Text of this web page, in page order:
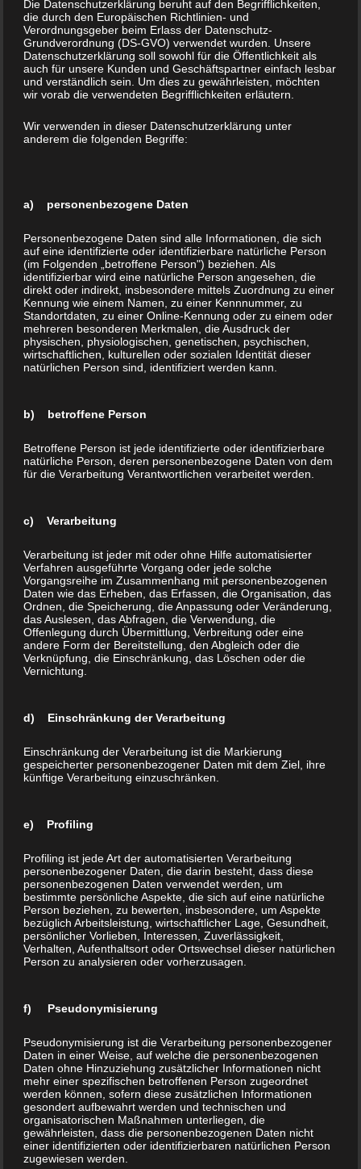
Schieferbergwerk Rosit.
Schiefer-Abraum der Grube Rosit. ©Alexander
Stahr
Viele
Meter
hoch
auch
ferabf
auf
der
Abra
umhalde des ehemaligen Bergwerks. Bei schönem Wetter sind dort
die Temperaturen im Sommer recht hoch, da die ganze
Abraumhalde eine „Wärmeinsel“ bildet. Hier tummeln sich
interessanten Namen. So die Blaue Ödlandschrecke und die
Geburtshelferkröte. Für viele Tiere und Pflanzenarten ist der
Schieferabraum der einzige geeignete Lebensraum in der Gegend.
Rosit schon vor längerer Zeit als Naturschutzgebiet ausgewiesen
worden. Seit einiger Zeit erschließt der Lehrpfad das Gebiet für
Besucher, die sich für die Natur und die lokale Rohstoffgewinnung
in Form von Schiefer interessieren. An mehreren Stellen befinden
sich Informationstafeln, die über die Besonderheiten des Gebietes
und den Schieferbergbau informieren.
stehend), Schieferstollen und Fledermäuse, Die Kumpel aus
Heidenrod, Die Kultur des Schieferbergbaus, Der
Schieferbergbau, Die Ökologie der Abraumhalden, Amphibien
Der Schiefer-Abraum fördert Wärmeinseln, die
verschiedene Eidechsenarten beherbergen.
Die
Grub
Rosit
war
eine
Zeit
300
Arbei
tern
die größte Schiefergrube in Hessen. Bis zu 150 Meter tief fuhren
sie unter die Erde, um den begehrten Dachschiefer zu brechen.
Wegen der guten Qualität des Schiefers aus dem Kauber Zug (lang
Die Datenschutzerklärung beruht auf den Begrifflichkeiten,
die durch den Europäischen Richtlinien- und
Verordnungsgeber beim Erlass der Datenschutz-
Grundverordnung (DS-GVO) verwendet wurden. Unsere
Datenschutzerklärung soll sowohl für die Öffentlichkeit als
auch für unsere Kunden und Geschäftspartner einfach lesbar
und verständlich sein. Um dies zu gewährleisten, möchten
wir vorab die verwendeten Begrifflichkeiten erläutern.
Wir verwenden in dieser Datenschutzerklärung unter
anderem die folgenden Begriffe:
a) personenbezogene Daten
Personenbezogene Daten sind alle Informationen, die sich
auf eine identifizierte oder identifizierbare natürliche Person
(im Folgenden „betroffene Person") beziehen. Als
identifizierbar wird eine natürliche Person angesehen, die
direkt oder indirekt, insbesondere mittels Zuordnung zu einer
Kennung wie einem Namen, zu einer Kennnummer, zu
Standortdaten, zu einer Online-Kennung oder zu einem oder
mehreren besonderen Merkmalen, die Ausdruck der
physischen, physiologischen, genetischen, psychischen,
wirtschaftlichen, kulturellen oder sozialen Identität dieser
natürlichen Person sind, identifiziert werden kann.
b) betroffene Person
Betroffene Person ist jede identifizierte oder identifizierbare
natürliche Person, deren personenbezogene Daten von dem
für die Verarbeitung Verantwortlichen verarbeitet werden.
c) Verarbeitung
Verarbeitung ist jeder mit oder ohne Hilfe automatisierter
Verfahren ausgeführte Vorgang oder jede solche
Vorgangsreihe im Zusammenhang mit personenbezogenen
Daten wie das Erheben, das Erfassen, die Organisation, das
Ordnen, die Speicherung, die Anpassung oder Veränderung,
das Auslesen, das Abfragen, die Verwendung, die
Offenlegung durch Übermittlung, Verbreitung oder eine
andere Form der Bereitstellung, den Abgleich oder die
Verknüpfung, die Einschränkung, das Löschen oder die
Vernichtung.
d) Einschränkung der Verarbeitung
Einschränkung der Verarbeitung ist die Markierung
gespeicherter personenbezogener Daten mit dem Ziel, ihre
künftige Verarbeitung einzuschränken.
e) Profiling
Profiling ist jede Art der automatisierten Verarbeitung
personenbezogener Daten, die darin besteht, dass diese
personenbezogenen Daten verwendet werden, um
bestimmte persönliche Aspekte, die sich auf eine natürliche
Person beziehen, zu bewerten, insbesondere, um Aspekte
bezüglich Arbeitsleistung, wirtschaftlicher Lage, Gesundheit,
persönlicher Vorlieben, Interessen, Zuverlässigkeit,
Verhalten, Aufenthaltsort oder Ortswechsel dieser natürlichen
Person zu analysieren oder vorherzusagen.
f) Pseudonymisierung
Pseudonymisierung ist die Verarbeitung personenbezogener
Daten in einer Weise, auf welche die personenbezogenen
Daten ohne Hinzuziehung zusätzlicher Informationen nicht
mehr einer spezifischen betroffenen Person zugeordnet
werden können, sofern diese zusätzlichen Informationen
gesondert aufbewahrt werden und technischen und
organisatorischen Maßnahmen unterliegen, die
gewährleisten, dass die personenbezogenen Daten nicht
einer identifizierten oder identifizierbaren natürlichen Person
zugewiesen werden.